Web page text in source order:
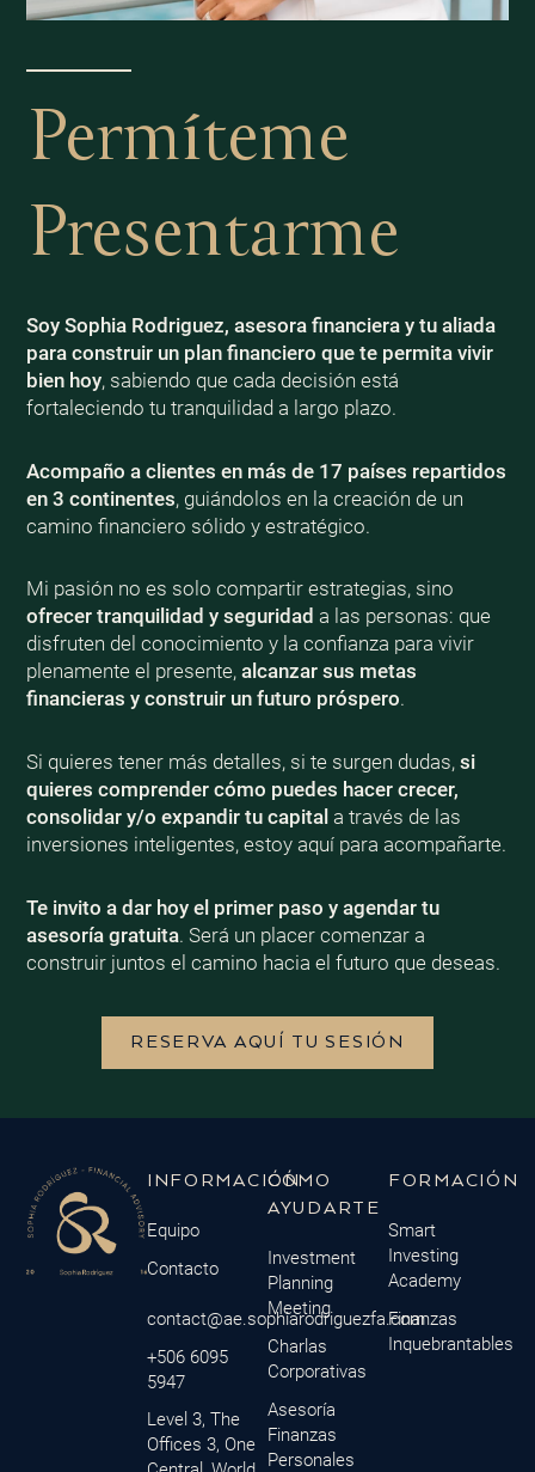
Permíteme
Presentarme
Soy Sophia Rodriguez, asesora financiera y tu aliada
para construir un plan financiero que te permita vivir
bien hoy, sabiendo que cada decisión está
fortaleciendo tu tranquilidad a largo plazo.
Acompaño a clientes en más de 17 países repartidos
en 3 continentes, guiándolos en la creación de un
camino financiero sólido y estratégico.
Mi pasión no es solo compartir estrategias, sino
ofrecer tranquilidad y seguridad a las personas: que
disfruten del conocimiento y la confianza para vivir
plenamente el presente, alcanzar sus metas
financieras y construir un futuro próspero.
Si quieres tener más detalles, si te surgen dudas, si
quieres comprender cómo puedes hacer crecer,
consolidar y/o expandir tu capital a través de las
inversiones inteligentes, estoy aquí para acompañarte.
Te invito a dar hoy el primer paso y agendar tu
asesoría gratuita. Será un placer comenzar a
construir juntos el camino hacia el futuro que deseas.
RESERVA AQUÍ TU SESIÓN
INFORMACIÓN
Equipo
Contacto
contact@ae.sophiarodriguezfa.com
+506 6095
5947
Level 3, The
Offices 3, One
CÓMO
AYUDARTE
Investment
Planning
Meeting
Charlas
Corporativas
Asesoría
Finanzas
Personales
FORMACIÓN
Smart
Investing
Academy
Finanzas
Inquebrantables